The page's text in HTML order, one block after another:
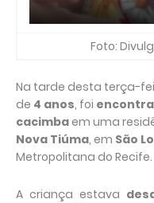
Foto:
Na tarde desta terça-
de 4 anos, foi
cacimbaem uma
Nova Tiúma, em São
Metropolitana do Recife.
A criança estava